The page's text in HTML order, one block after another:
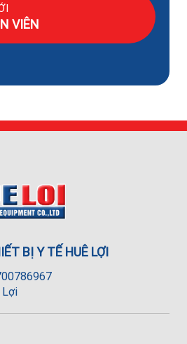
VIÊN
BỊ Y TẾ HUÊ LỢI
Lợi